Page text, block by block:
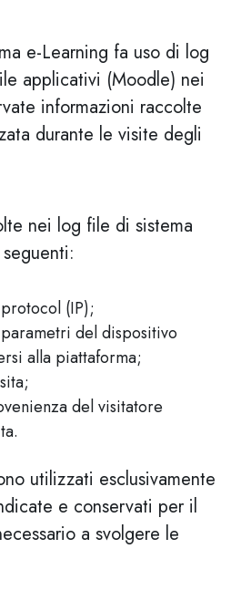
e-Learning fa uso di log
applicativi (Moodle) nei
informazioni raccolte
durante le visite degli
nei log file di sistema
(IP);
del dispositivo
alla piattaforma;
del visitatore
utilizzati esclusivamente
e conservati per il
a svolgere le